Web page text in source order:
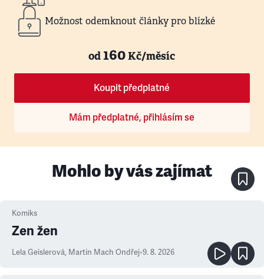
Možnost odemknout články pro blízké
od160Kč/měsíc
Koupit předplatné
Mám předplatné, přihlásím se
Mohlo by vás zajímat
Komiks
Zen žen
Lela Geislerová, Martin Mach Ondřej•9. 8. 2026